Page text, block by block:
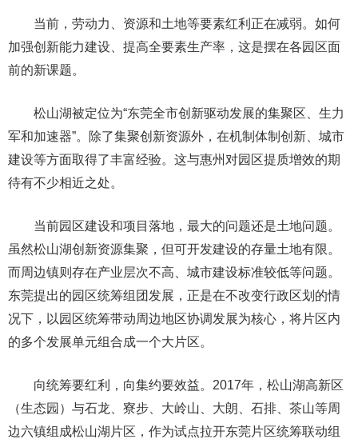
当前，劳动力、资源和土地等要素红利正在减弱。如何
加强创新能力建设、提高全要素生产率，这是摆在各园区面
前的新课题。
松山湖被定位为“东莞全市创新驱动发展的集聚区、生力
军和加速器”。除了集聚创新资源外，在机制体制创新、城市
建设等方面取得了丰富经验。这与惠州对园区提质增效的期
待有不少相近之处。
当前园区建设和项目落地，最大的问题还是土地问题。
虽然松山湖创新资源集聚，但可开发建设的存量土地有限。
而周边镇则存在产业层次不高、城市建设标准较低等问题。
东莞提出的园区统筹组团发展，正是在不改变行政区划的情
况下，以园区统筹带动周边地区协调发展为核心，将片区内
的多个发展单元组合成一个大片区。
向统筹要红利，向集约要效益。2017年，松山湖高新区
（生态园）与石龙、寮步、大岭山、大朗、石排、茶山等周
边六镇组成松山湖片区，作为试点拉开东莞片区统筹联动组